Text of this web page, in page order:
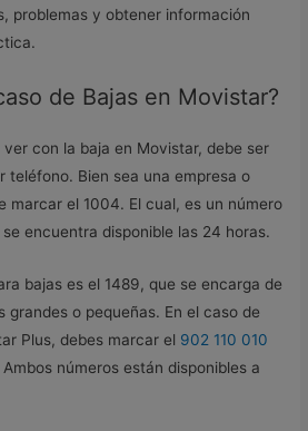
problemas y obtener información
de Bajas en Movistar?
con la baja en Movistar, debe ser
teléfono. Bien sea una empresa o
marcar el 1004. El cual, es un número
encuentra disponible las 24 horas.
bajas es el 1489, que se encarga de
grandes o pequeñas. En el caso de
Plus, debes marcar el 902 110 010
números están disponibles a